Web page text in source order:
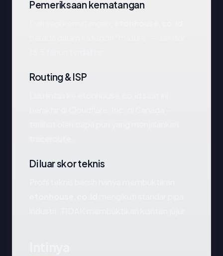
Pemeriksaan kematangan
Routing & ISP
Di luar skor teknis